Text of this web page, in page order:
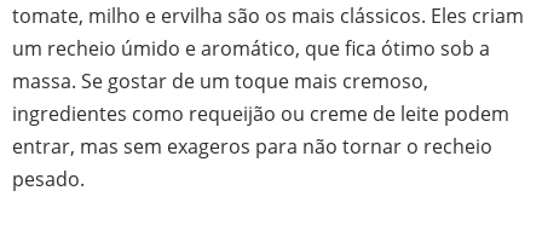
tomate, milho e ervilha são os mais clássicos. Eles criam
um recheio úmido e aromático, que fica ótimo sob a
massa. Se gostar de um toque mais cremoso,
ingredientes como requeijão ou creme de leite podem
entrar, mas sem exageros para não tornar o recheio
pesado.